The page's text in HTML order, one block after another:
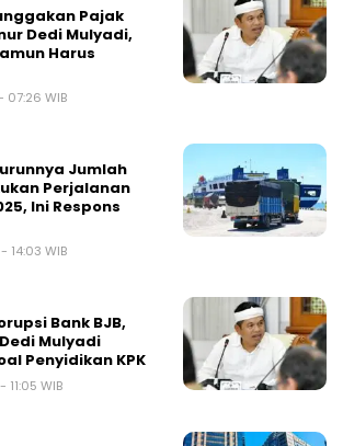
Pajak
Dedi Mulyadi,
Harus
07:26 WIB
Jumlah
Perjalanan
Ini Respons
14:03 WIB
Bank BJB,
Mulyadi
Penyidikan KPK
WIB